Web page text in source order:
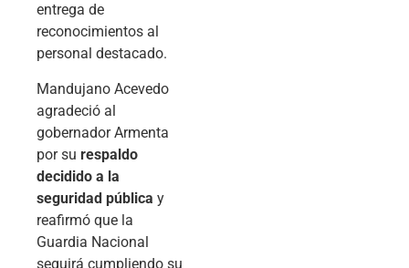
entrega de
reconocimientos al
personal destacado.
Mandujano Acevedo
agradeció al
gobernador Armenta
por su respaldo
decidido a la
seguridad pública y
reafirmó que la
Guardia Nacional
seguirá cumpliendo su